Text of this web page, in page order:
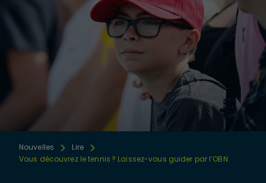
Nouvelles
Lire
Vous découvrez le tennis ? Laissez-vous guider par l’OBN.